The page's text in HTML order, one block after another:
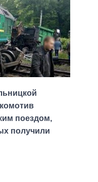
поездом,
получили